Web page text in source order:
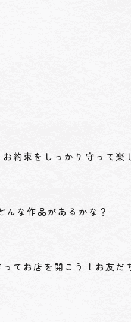
約束をしっかり守って楽
な作品があるかな？
てお店を開こう！お友だ